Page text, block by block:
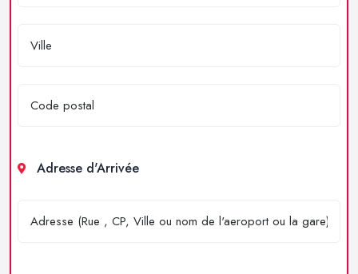
Adresse d'Arrivée